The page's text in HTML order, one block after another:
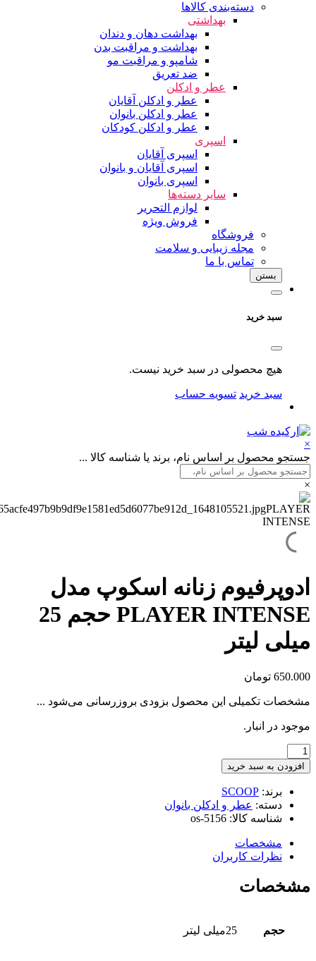
دسته‌بندی کالاها
بهداشتی
بهداشت دهان و دندان
بهداشت و مراقبت بدن
شامپو و مراقبت مو
ضد تعریق
عطر و ادکلن
عطر و ادکلن آقایان
عطر و ادکلن بانوان
عطر و ادکلن کودکان
اسپری
اسپری آقایان
اسپری آقایان و بانوان
اسپری بانوان
سایر دسته‌ها
لوازم التحریر
فروش ویژه
فروشگاه
مجله زیبایی و سلامت
تماس با ما
سبد خرید
هیچ محصولی در سبد خرید نیست.
سبد خرید تسویه حساب
محصول بر اساس نام، برند یا شناسه کالا ...
زنانه اسکوپ مدل
PLAYER INTENSE حجم 25
لیتر
تومان
تکمیلی این محصول بزودی بروزرسانی می‌شود ...
در انبار.
به سبد خرید
برند: SCOOP
دسته: عطر و ادکلن بانوان
شناسه کالا:os-5156
مشخصات
نظرات کاربران
25میلی لیتر